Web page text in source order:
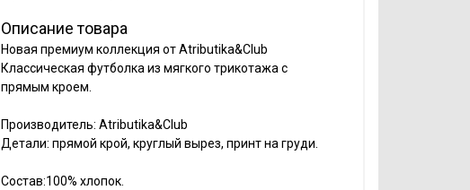
Описание товара
Новая премиум коллекция от Atributika&Club
Классическая футболка из мягкого трикотажа с
прямым кроем.
Производитель: Atributika&Club
Детали: прямой крой, круглый вырез, принт на груди.
Состав:100% хлопок.